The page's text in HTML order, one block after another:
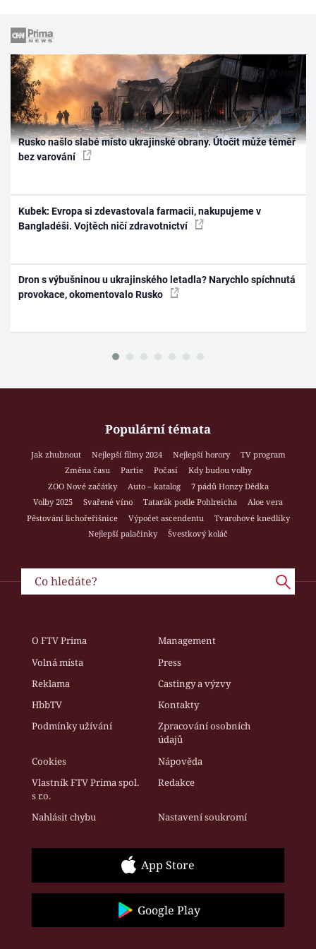
Rusko našlo slabé místo ukrajinské obrany. Útočit může téměř
bez varování
Kubek: Evropa si zdevastovala farmacii, nakupujeme v
Bangladéši. Vojtěch ničí zdravotnictví
Dron s výbušninou u ukrajinského letadla? Narychlo spíchnutá
provokace, okomentovalo Rusko
Populární témata
Jak zhubnout Nejlepší filmy 2024 Nejlepší horory
TV program
Změna času
Partie Počasí
Kdy budou volby
ZOO Nové začátky
Auto – katalog
7 pádů Honzy Dědka
Volby 2025
Svařené víno Tatarák podle Pohlreicha
Aloe vera
Pěstování lichořeřišnice
Výpočet ascendentu
Tvarohové knedlíky
Nejlepší palačinky
Švestkový koláč
O FTV Prima
Management
Volná místa
Press
Reklama
Castingy a výzvy
HbbTV
Kontakty
Podmínky užívání
Zpracování osobních
údajů
Cookies
Nápověda
Vlastník FTV Prima spol.
s r.o.
Redakce
Nahlásit chybu Nastavení soukromí
App Store
Google Play